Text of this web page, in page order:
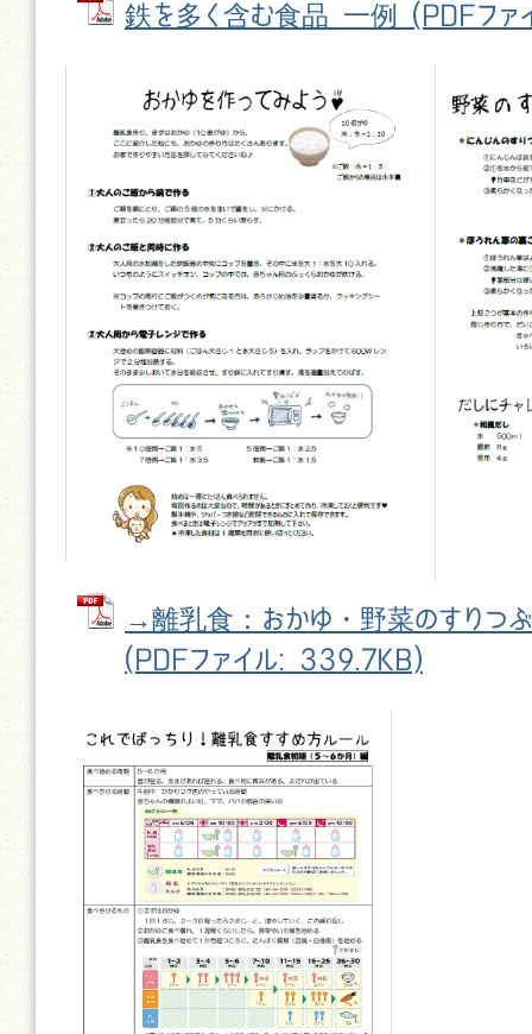
鉄を多く含む食品 一例 (PDFフ
→離乳食：おかゆ・野菜のすりつ
(PDFファイル: 339.7KB)